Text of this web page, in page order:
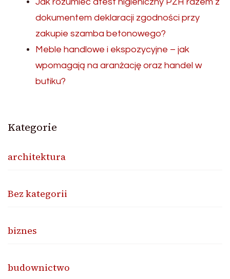
dokumentem deklaracji zgodności przy
zakupie szamba betonowego?
Meble handlowe i ekspozycyjne – jak
wpomagają na aranżację oraz handel w
butiku?
Kategorie
architektura
Bez kategorii
biznes
budownictwo